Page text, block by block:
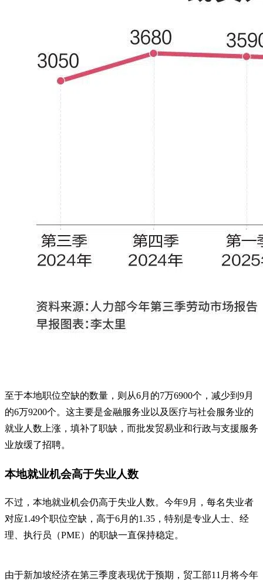
至于本地职位空缺的数量，则从6月的7万6900个，减少到9月
的6万9200个。这主要是金融服务业以及医疗与社会服务业的
就业人数上涨，填补了职缺，而批发贸易业和行政与支援服务
业放缓了招聘。
本地就业机会高于失业人数
不过，本地就业机会仍高于失业人数。今年9月，每名失业者
对应1.49个职位空缺，高于6月的1.35，特别是专业人士、经
理、执行员（PME）的职缺一直保持稳定。
由于新加坡经济在第三季度表现优于预期，贸工部11月将今年